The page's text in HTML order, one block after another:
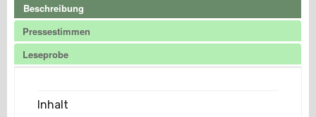
Beschreibung
Pressestimmen
Leseprobe
Inhalt